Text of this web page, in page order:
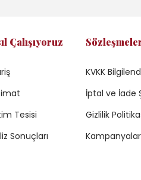
Çalışıyoruz
Tesisi
Sonuçları
KVKK
İptal ve İade
Gizlilik
Kampanyalar